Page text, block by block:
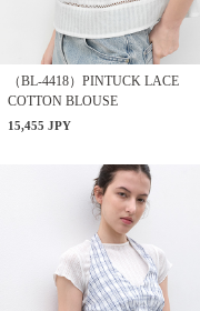
（BL-4418）PINTUCK LACE
COTTON BLOUSE
15,455 JPY